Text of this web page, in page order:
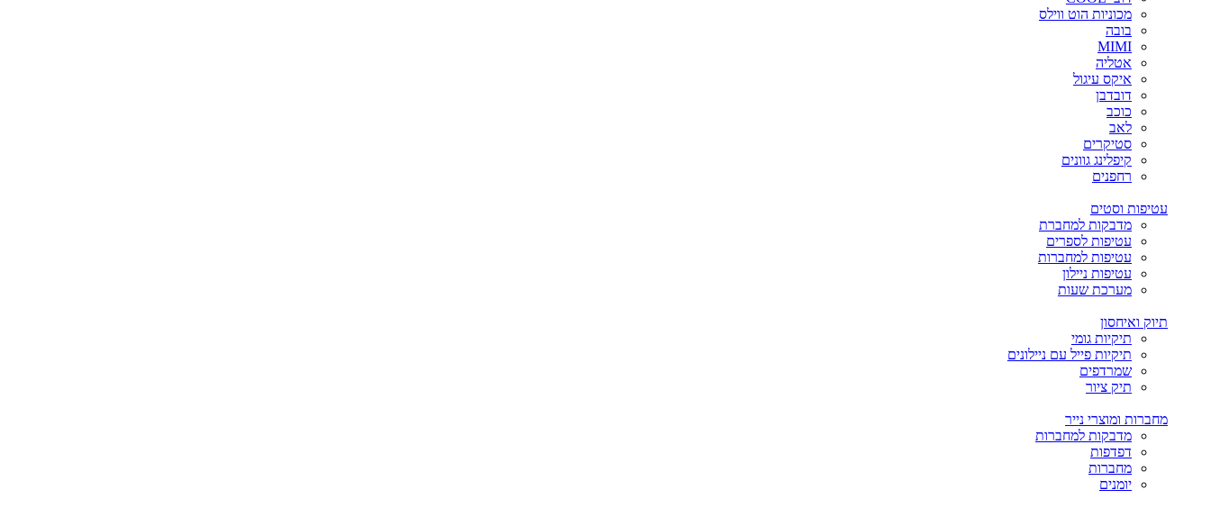
מכוניות הוט ווילס
בובה
MIMI
אטליה
איקס עיגול
דובדבן
כוכב
לאב
סטיקרים
קיפלינג גוונים
רחפנים
עטיפות וסטים
מדבקות למחברת
עטיפות לספרים
עטיפות למחברות
עטיפות ניילון
מערכת שעות
תיוק ואיחסון
תיקיות גומי
תיקיות פייל עם ניילונים
שמרדפים
תיק ציור
מחברות ומוצרי נייר
מדבקות למחברות
דפדפות
מחברות
יומנים